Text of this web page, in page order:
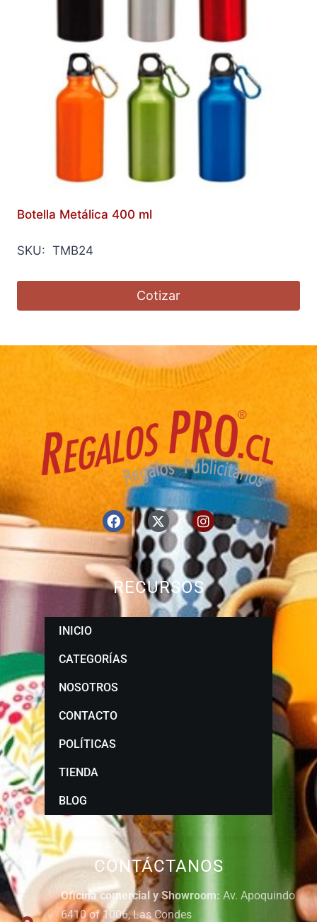
Botella Metálica 400 ml
SKU: TMB24
Cotizar
CONTÁCTANOS
Oficina comercial y Showroom: Av. Apoquindo
6410 of 1006, Las Condes
RECURSOS
INICIO
CATEGORÍAS
NOSOTROS
CONTACTO
POLÍTICAS
TIENDA
BLOG